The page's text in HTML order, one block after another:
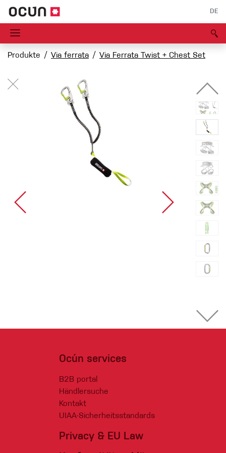
DE
Produkte Via ferrata Via Ferrata Twist + Chest Set
Ocún services
B2B portal
Händlersuche
Kontakt
UIAA-Sicherheitsstandards
Privacy & EU Law